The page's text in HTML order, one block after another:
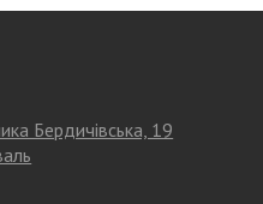
Бердичівська, 19